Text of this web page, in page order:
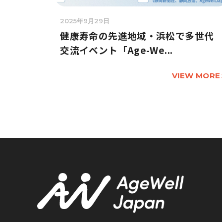
2025年9月29日
健康寿命の先進地域・浜松で多世代
交流イベント「Age-We...
VIEW MORE